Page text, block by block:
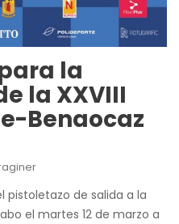
la
la XXVIII
Benaocaz
pistoletazo de salida a la
el martes 12 de marzo a